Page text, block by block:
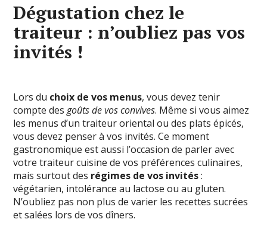
Dégustation chez le
traiteur : n’oubliez pas vos
invités !
Lors du choix de vos menus, vous devez tenir
compte desgoûts de vos convives. Même si vous aimez
les menus d’un traiteur oriental ou des plats épicés,
vous devez penser à vos invités. Ce moment
gastronomique est aussi l’occasion de parler avec
votre traiteur cuisine de vos préférences culinaires,
mais surtout des régimes de vos invités:
végétarien, intolérance au lactose ou au gluten.
N’oubliez pas non plus de varier les recettes sucrées
et salées lors de vos dîners.